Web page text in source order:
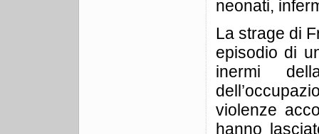
neonati,
La strage di
episodio di
inermi
violenze
hanno